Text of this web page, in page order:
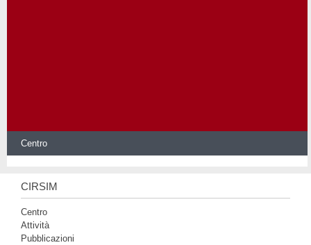
Centro
CIRSIM
Centro
Attività
Pubblicazioni